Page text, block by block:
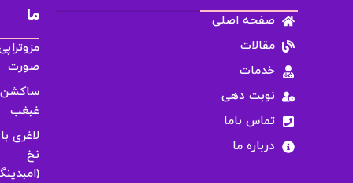
صفحه اصلی
مقالات
خدمات
نوبت دهی
تماس باما
درباره ما
ما
صورت
ساکشن
غبغب
لاغری با
نخ